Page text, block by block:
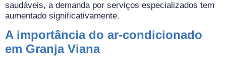
saudáveis, a demanda por serviços especializados tem
aumentado significativamente.
A importância do ar-condicionado
em Granja Viana